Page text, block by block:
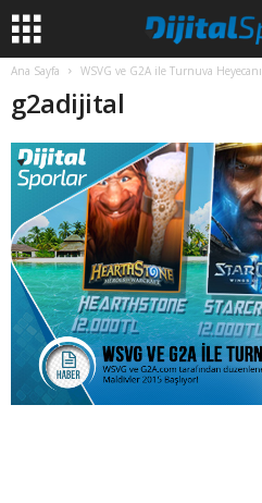
Ana Sayfa WSVG ve G2A ile Turnuva Heyecanı
g2adijital